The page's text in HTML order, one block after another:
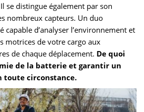
se distingue également par son
nombreux capteurs. Un duo
capable d’analyser l’environnement et
motrices de votre cargo aux
de chaque déplacement. De quoi
de la batterie et garantir un
toute circonstance.